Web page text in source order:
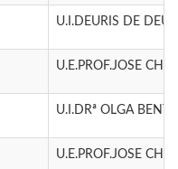
U.I.DEURIS DE
U.E.PROF.JOSE
U.I.DRª OLGA
U.E.PROF.JOSE